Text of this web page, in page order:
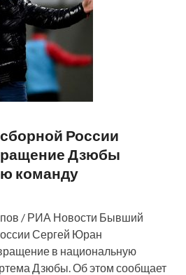
России
Дзюбы
команду
/ РИА Новости Бывший
Сергей Юран
в национальную
Дзюбы. Об этом сообщает